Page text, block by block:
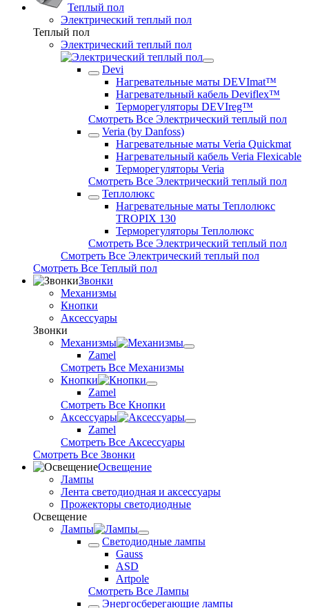
Теплый пол
Электрический теплый пол
Теплый пол
Электрический теплый пол
Devi
Нагревательные маты DEVImat™
Нагревательный кабель Deviflex™
Терморегуляторы DEVIreg™
Смотреть Все Электрический теплый пол
Veria (by Danfoss)
Нагревательные маты Veria Quickmat
Нагревательный кабель Veria Flexicable
Терморегуляторы Veria
Смотреть Все Электрический теплый пол
Теплолюкс
Нагревательные маты Теплолюкс
TROPIX 130
Терморегуляторы Теплолюкс
Смотреть Все Электрический теплый пол
Смотреть Все Электрический теплый пол
Смотреть Все Теплый пол
Звонки
Механизмы
Кнопки
Аксессуары
Звонки
Механизмы
Zamel
Смотреть Все Механизмы
Кнопки
Zamel
Смотреть Все Кнопки
Аксессуары
Zamel
Смотреть Все Аксессуары
Смотреть Все Звонки
Освещение
Лампы
Лента светодиодная и аксессуары
Прожекторы светодиодные
Освещение
Лампы
Светодиодные лампы
Gauss
ASD
Artpole
Смотреть Все Лампы
Энергосберегающие лампы